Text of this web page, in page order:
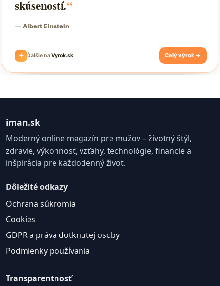
iman.sk
Moderný online magazín pre mužov – životný štýl,
zdravie, výkonnosť, vzťahy, technológie, financie a
inšpirácia pre každodenný život.
Dôležité odkazy
Ochrana súkromia
Cookies
GDPR a práva dotknutej osoby
Podmienky používania
Transparentnosť